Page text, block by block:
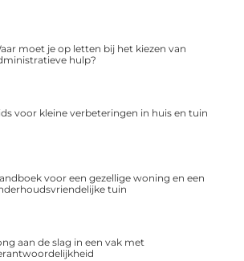
moet je op letten bij het kiezen van
hulp?
voor kleine verbeteringen in huis en tuin
voor een gezellige woning en een
tuin
aan de slag in een vak met